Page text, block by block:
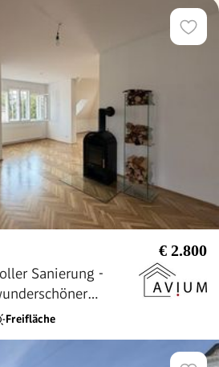
€ 2.800
Sanierung -
für gehobene
Freifläche